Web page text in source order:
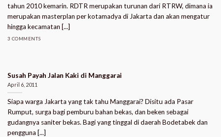
tahun 2010 kemarin. RDTR merupakan turunan dari RTRW, dimana ia
merupakan masterplan per kotamadya di Jakarta dan akan mengatur
hingga kecamatan [...]
3 COMMENTS
Susah Payah Jalan Kaki di Manggarai
April 6, 2011
Siapa warga Jakarta yang tak tahu Manggarai? Disitu ada Pasar
Rumput, surga bagi pemburu bahan bekas, dan beken sebagai
gudangnya saniter bekas. Bagi yang tinggal di daerah Bodetabek dan
pengguna [...]